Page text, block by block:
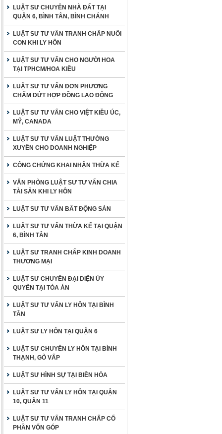
LUẬT SƯ CHUYÊN NHÀ ĐẤT TẠI
QUẬN 6, BÌNH TÂN, BÌNH CHÁNH
LUẬT SƯ TƯ VẤN TRANH CHẤP NUÔI
CON KHI LY HÔN
LUẬT SƯ TƯ VẤN CHO NGƯỜI HOA
TẠI TPHCM/HOA KIỀU
LUẬT SƯ TƯ VẤN ĐƠN PHƯƠNG
CHẤM DỨT HỢP ĐỒNG LAO ĐỘNG
LUẬT SƯ TƯ VẤN CHO VIỆT KIỀU ÚC,
MỸ, CANADA
LUẬT SƯ TƯ VẤN LUẬT THƯỜNG
XUYÊN CHO DOANH NGHIỆP
CÔNG CHỨNG KHAI NHẬN THỪA KẾ
VĂN PHÒNG LUẬT SƯ TƯ VẤN CHIA
TÀI SẢN KHI LY HÔN
LUẬT SƯ TƯ VẤN BẤT ĐỘNG SẢN
LUẬT SƯ TƯ VẤN THỪA KẾ TẠI QUẬN
6, BÌNH TÂN
LUẬT SƯ TRANH CHẤP KINH DOANH
THƯƠNG MẠI
LUẬT SƯ CHUYÊN ĐẠI DIỆN ỦY
QUYỀN TẠI TÒA ÁN
LUẬT SƯ TƯ VẤN LY HÔN TẠI BÌNH
TÂN
LUẬT SƯ LY HÔN TẠI QUẬN 6
LUẬT SƯ CHUYÊN LY HÔN TẠI BÌNH
THẠNH, GÒ VẤP
LUẬT SƯ HÌNH SỰ TẠI BIÊN HÒA
LUẬT SƯ TƯ VẤN LY HÔN TẠI QUẬN
10, QUẬN 11
LUẬT SƯ TƯ VẤN TRANH CHẤP CỐ
PHẦN VỐN GÓP